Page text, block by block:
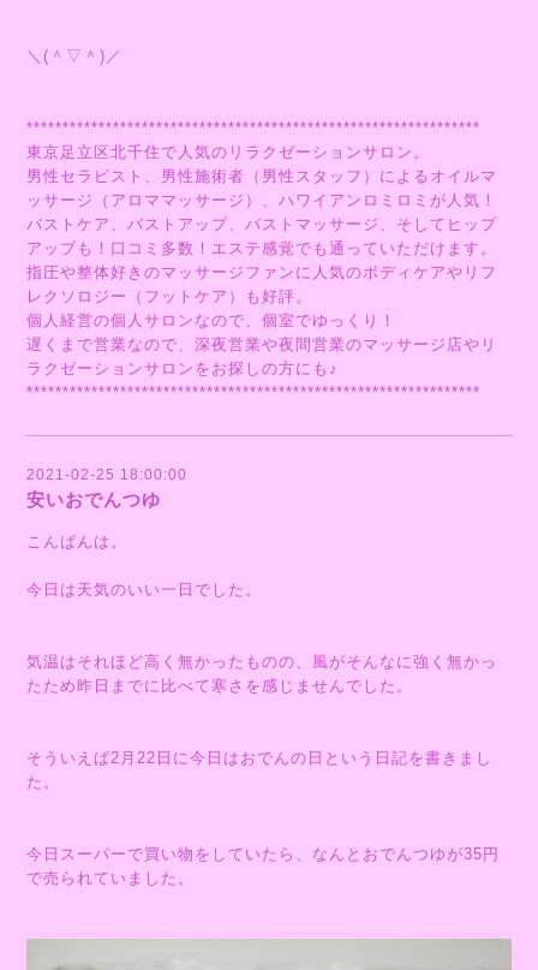
＼(＾▽＾)／
***************************************************************
東京足立区北千住で人気のリラクゼーションサロン。
男性セラピスト、男性施術者（男性スタッフ）によるオイルマ
ッサージ（アロママッサージ）、ハワイアンロミロミが人気！
バストケア、バストアップ、バストマッサージ、そしてヒップ
アップも！口コミ多数！エステ感覚でも通っていただけます。
指圧や整体好きのマッサージファンに人気のボディケアやリフ
レクソロジー（フットケア）も好評。
個人経営の個人サロンなので、個室でゆっくり！
遅くまで営業なので、深夜営業や夜間営業のマッサージ店やリ
ラクゼーションサロンをお探しの方にも♪
***************************************************************
2021-02-25 18:00:00
安いおでんつゆ
こんばんは。
今日は天気のいい一日でした。
気温はそれほど高く無かったものの、風がそんなに強く無かっ
たため昨日までに比べて寒さを感じませんでした。
そういえば2月22日に 今日はおでんの日 という日記を書きまし
た。
今日スーパーで買い物をしていたら、なんとおでんつゆが35円
で売られていました。